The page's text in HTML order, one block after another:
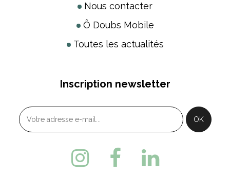
Nous contacter
Ô Doubs Mobile
Toutes les actualités
Inscription newsletter